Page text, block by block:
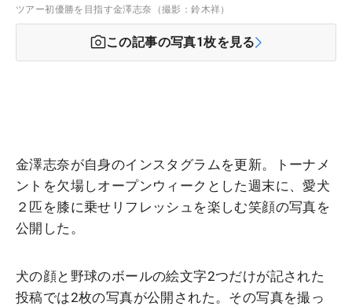
ツアー初優勝を目指す金澤志奈（撮影：鈴木祥）
この記事の写真1枚を見る
金澤志奈が自身のインスタグラムを更新。トーナメ
ントを欠場しオープンウィークとした週末に、愛犬
２匹を膝に乗せリフレッシュを楽しむ笑顔の写真を
公開した。
犬の顔と野球のボールの絵文字2つだけが記された
投稿では2枚の写真が公開された。その写真を撮っ